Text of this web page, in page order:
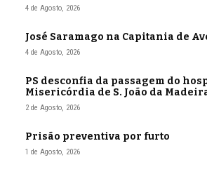
4 de Agosto, 2026
José Saramago na Capitania de
4 de Agosto, 2026
PS desconfia da passagem do
Misericórdia de S. João da
2 de Agosto, 2026
Prisão preventiva por furto
1 de Agosto, 2026